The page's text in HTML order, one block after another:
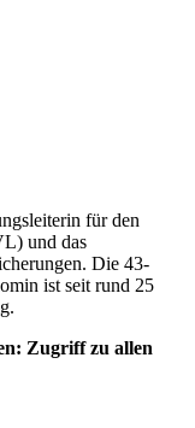
für den
und das
Die 43-
ist seit rund 25
Zugriff zu allen